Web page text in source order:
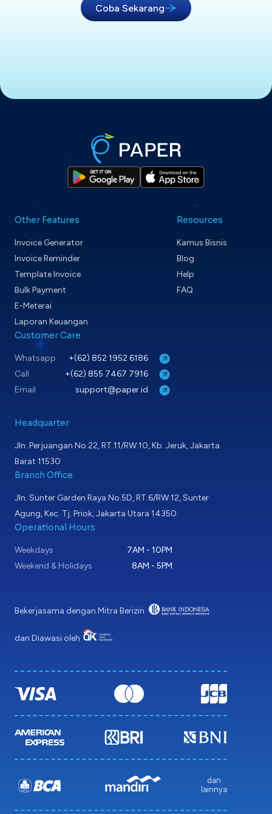
Coba Sekarang
Other Features
Invoice Generator
Invoice Reminder
Template Invoice
Bulk Payment
E-Meterai
Laporan Keuangan
Resources
Kamus Bisnis
Blog
Help
FAQ
Customer Care
Whatsapp
+(62) 852 1952 6186
Call
+(62) 855 7467 7916
Email
support@paper.id
Headquarter
Jln. Perjuangan No.22, RT.11/RW.10, Kb. Jeruk, Jakarta
Barat 11530
Branch Office
Jln. Sunter Garden Raya No.5D, RT.6/RW.12, Sunter
Agung, Kec. Tj. Priok, Jakarta Utara 14350
Operational Hours
Weekdays
7AM - 10PM
Weekend & Holidays
8AM - 5PM
Bekerjasama dengan Mitra Berizin
dan Diawasi oleh
dan
lainnya